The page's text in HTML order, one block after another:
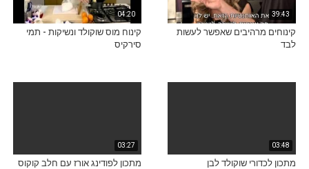
39:43
קינוחים מרהיבים שאפשר לעשות
לבד
04:20
קינוח מוס שוקולד ונשיקות - תמי
סירקיס
03:48
מתכון לכדורי שוקולד לבן
03:27
מתכון לפודינג אורז עם חלב קוקוס